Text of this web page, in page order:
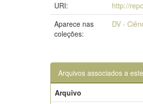
URI:
http://
Aparece nas
coleções:
DV -
Arquivos associados a
Arquivo